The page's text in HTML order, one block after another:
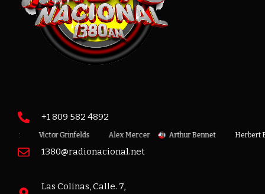
Victor Grinfelds Alex Mercer Arthur Bennet Herbert
+1 809 582 4892
1380@radionacional.net
Las Colinas, Calle. 7,